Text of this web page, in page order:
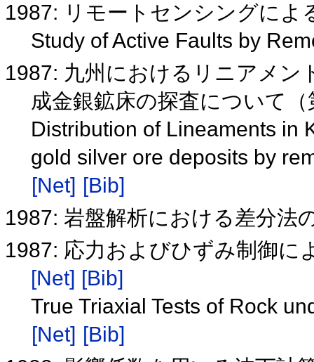
1987: リモートセンシングによ
Study of Active Faults by
1987: 九州におけるリニアメン
成金銀鉱床の探査について
Distribution of Lineaments in
gold silver ore deposits by
[Net] [Bib]
1987: 岩盤解析における差分法
1987: 応力およびひずみ制御に
[Net] [Bib]
True Triaxial Tests of Rock
[Net] [Bib]